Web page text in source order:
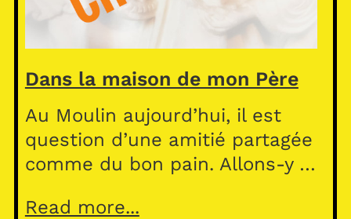
Dans la maison de mon Père
Au Moulin aujourd’hui, il est
question d’une amitié partagée
comme du bon pain. Allons-y …
Read more...